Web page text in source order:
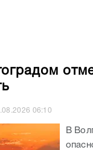
06:10
В